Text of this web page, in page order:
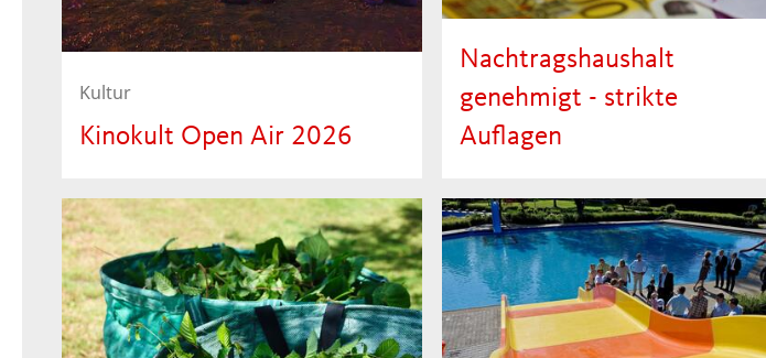
Kultur
Kinokult Open Air 2026
Mannheim Kinokult Open Air
kehrt vom 18. August bis 8.
September 2026 auf den
Neumarkt zurück.
Nachtragshaushalt
genehmigt - strikte
Auflagen
zweiten Nachtragshaushalt 2026